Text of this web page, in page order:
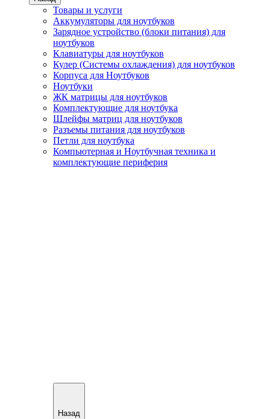
Товары и услуги
Аккумуляторы для ноутбуков
Зарядное устройство (блоки питания) для
ноутбуков
Клавиатуры для ноутбуков
Кулер (Системы охлаждения) для ноутбуков
Корпуса для Ноутбуков
Ноутбуки
ЖК матрицы для ноутбуков
Комплектующие для ноутбука
Шлейфы матриц для ноутбуков
Разъемы питания для ноутбуков
Петли для ноутбука
Компьютерная и Ноутбучная техника и
комплектующие периферия
Назад